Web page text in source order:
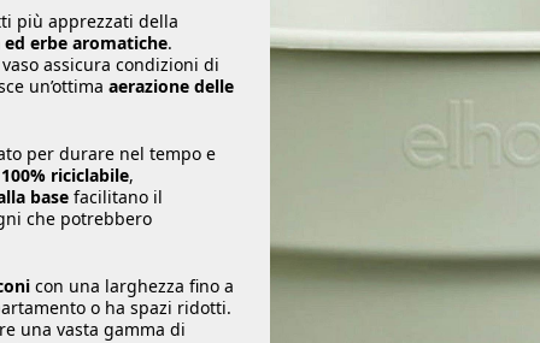
più apprezzati della
erbe aromatiche.
assicura condizioni di
un’ottima aerazione delle
per durare nel tempo e
100% riciclabile,
base facilitano il
che potrebbero
con una larghezza fino a
o ha spazi ridotti.
una vasta gamma di